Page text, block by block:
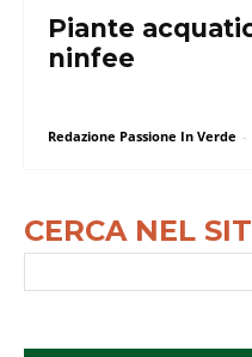
Piante
ninfee
Redazione Passione In Verde -
CERCA NEL